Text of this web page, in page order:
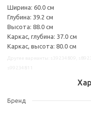
Ширина: 60.0 см
Глубина: 39.2 см
Высота: 88.0 см
Каркас, глубина: 37.0 см
Каркас, высота: 80.0 см
Бренд